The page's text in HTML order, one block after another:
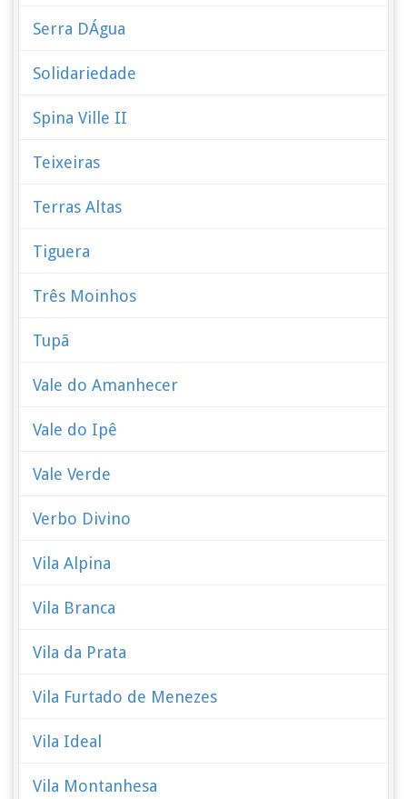
Serra DÁgua
Solidariedade
Spina Ville II
Teixeiras
Terras Altas
Tiguera
Três Moinhos
Tupã
Vale do Amanhecer
Vale do Ipê
Vale Verde
Verbo Divino
Vila Alpina
Vila Branca
Vila da Prata
Vila Furtado de Menezes
Vila Ideal
Vila Montanhesa